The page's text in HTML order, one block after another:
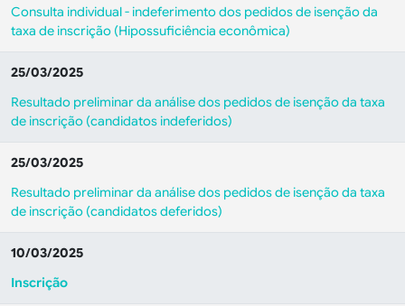
Consulta individual - indeferimento dos pedidos de isenção da
taxa de inscrição (Hipossuficiência econômica)
25/03/2025
Resultado preliminar da análise dos pedidos de isenção da taxa
de inscrição (candidatos indeferidos)
25/03/2025
Resultado preliminar da análise dos pedidos de isenção da taxa
de inscrição (candidatos deferidos)
10/03/2025
Inscrição